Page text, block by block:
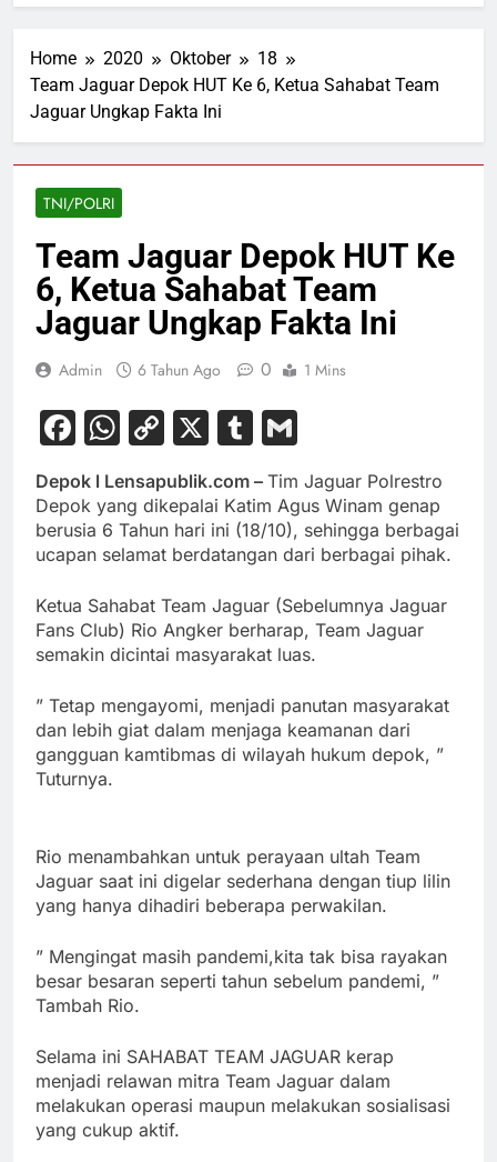
Home 2020 Oktober
18
Team Jaguar Depok HUT Ke 6, Ketua Sahabat Team
Jaguar Ungkap Fakta Ini
TNI/POLRI
Team Jaguar Depok HUT Ke
6, Ketua Sahabat Team
Jaguar Ungkap Fakta Ini
Admin 6 Tahun Ago 0 1 Mins
Facebook
WhatsApp
Copy
Link
X Tumblr
Depok l Lensapublik.com – Tim Jaguar Polrestro
Depok yang dikepalai Katim Agus Winam genap
berusia 6 Tahun hari ini (18/10), sehingga berbagai
ucapan selamat berdatangan dari berbagai pihak.
Ketua Sahabat Team Jaguar (Sebelumnya Jaguar
Fans Club) Rio Angker berharap, Team Jaguar
semakin dicintai masyarakat luas.
” Tetap mengayomi, menjadi panutan masyarakat
dan lebih giat dalam menjaga keamanan dari
gangguan kamtibmas di wilayah hukum depok, ”
Tuturnya.
Rio menambahkan untuk perayaan ultah Team
Jaguar saat ini digelar sederhana dengan tiup lilin
yang hanya dihadiri beberapa perwakilan.
” Mengingat masih pandemi,kita tak bisa rayakan
besar besaran seperti tahun sebelum pandemi, ”
Tambah Rio.
Selama ini SAHABAT TEAM JAGUAR kerap
menjadi relawan mitra Team Jaguar dalam
melakukan operasi maupun melakukan sosialisasi
yang cukup aktif.